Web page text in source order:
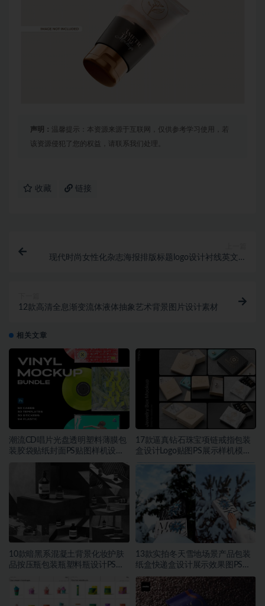
声明： 温馨提示：本资源来源于互联网，仅供参考学习使用，若
该资源侵犯了您的权益，请联系我们处理。
收藏 链接
现代时尚女性化杂志海报排版标题logo设计衬线英文字
12款高清全息渐变流体液体抽象艺术背景图片设计素材
相关文章
潮流CD唱片光盘透明塑料薄膜包
装胶袋贴纸封面PS贴图样机设计
17款逼真钻石珠宝项链戒指包装
盒设计Logo贴图PS展示样机模板
素材
10款暗黑系混凝土背景化妆护肤
品按压瓶包装瓶塑料瓶设计PS展
13款实拍冬天雪地场景产品包装
纸盒快递盒设计展示效果图PS贴
图样机模板